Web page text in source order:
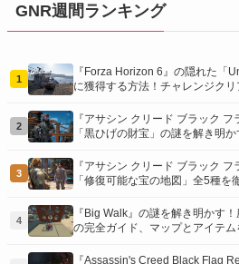
GNR週間ランキング
1
『Forza Horizon 6』の隠れた「
に獲得する方法！チャレンジク
2
『アサシン クリード ブラック
「黒ひげの財宝」の謎を解き明
3
『アサシン クリード ブラック
「修復可能な宝の地図」全5種
介！
4
『Big Walk』の謎を解き明かす
の完全ガイド、マップとアイテ
『Assassin's Creed Black Flag